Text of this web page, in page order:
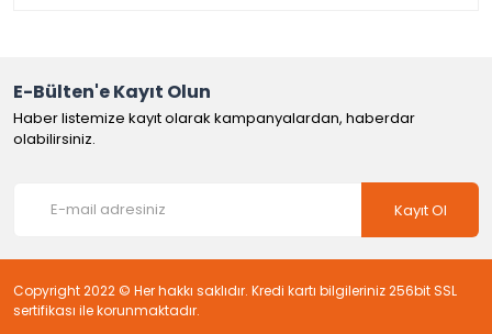
E-Bülten'e Kayıt Olun
Haber listemize kayıt olarak kampanyalardan, haberdar
olabilirsiniz.
Kayıt Ol
Copyright 2022 © Her hakkı saklıdır. Kredi kartı bilgileriniz 256bit SSL
sertifikası ile korunmaktadır.